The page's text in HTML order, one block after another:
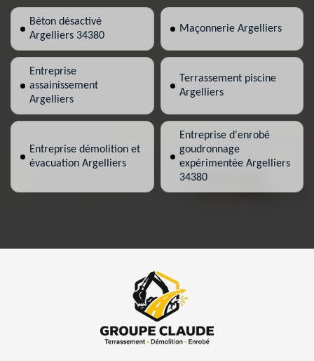
Béton désactivé
Argelliers 34380
Maçonnerie Argelliers
Entreprise
assainissement
Argelliers
Terrassement piscine
Argelliers
Entreprise démolition et
évacuation Argelliers
Entreprise d'enrobé
goudronnage
expérimentée Argelliers
34380